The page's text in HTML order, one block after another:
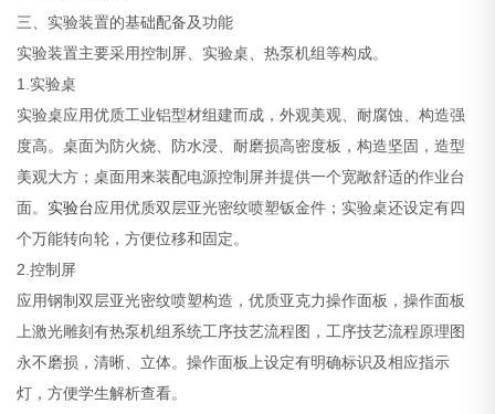
三、实验装置的基础配备及功能
实验装置主要采用控制屏、实验桌、热泵机组等构成。
1.实验桌
实验桌应用优质工业铝型材组建而成，外观美观、耐腐蚀、构造强
度高。桌面为防火烧、防水浸、耐磨损高密度板，构造坚固，造型
美观大方；桌面用来装配电源控制屏并提供一个宽敞舒适的作业台
面。 实验台应用优质双层亚光密纹喷塑钣金件；实验桌还设定有四
个万能转向轮，方便位移和固定。
2.控制屏
应用钢制双层亚光密纹喷塑构造，优质亚克力操作面板，操作面板
上激光雕刻有热泵机组系统工序技艺流程图，工序技艺流程原理图
永不磨损，清晰、立体。操作面板上设定有明确标识及相应指示
灯，方便学生解析查看。